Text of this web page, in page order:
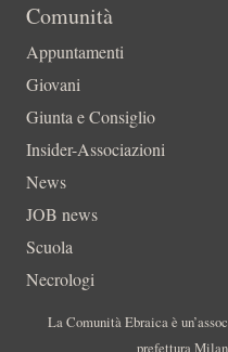
Comunità
Appuntamenti
Giovani
Giunta e Consiglio
Insider-Associazioni
News
JOB news
Scuola
Necrologi
La Comunità Ebraica è
prefettura